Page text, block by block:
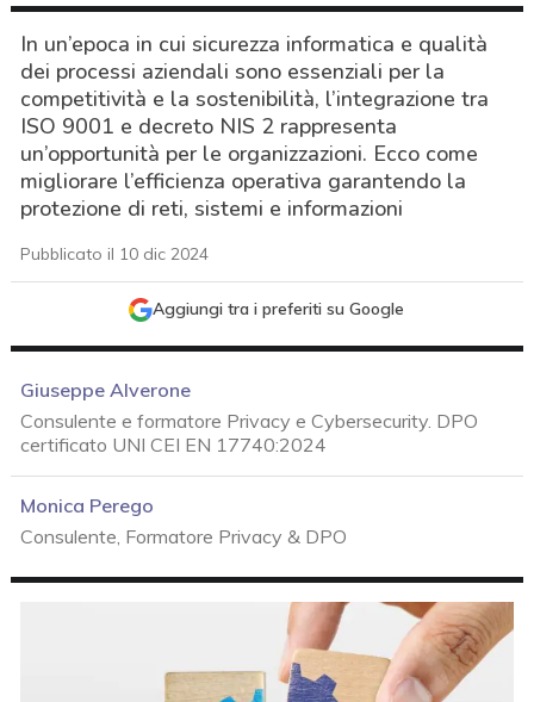
In un’epoca in cui sicurezza informatica e qualità
dei processi aziendali sono essenziali per la
competitività e la sostenibilità, l’integrazione tra
ISO 9001 e decreto NIS 2 rappresenta
un’opportunità per le organizzazioni. Ecco come
migliorare l’efficienza operativa garantendo la
protezione di reti, sistemi e informazioni
Pubblicato il 10 dic 2024
Aggiungi tra i preferiti su Google
Giuseppe Alverone
Consulente e formatore Privacy e Cybersecurity. DPO
certificato UNI CEI EN 17740:2024
Monica Perego
Consulente, Formatore Privacy & DPO